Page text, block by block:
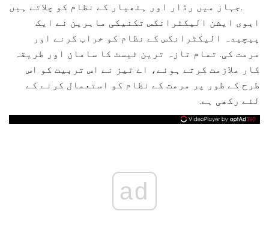
جہاز میں رڈار اور ہتھیار کے نظام کو چلاتے ہیں.
ایوی ایشن الیکٹرانکس تکنیکی ماہرین نے ایک
پیچیدہ الیکٹرانکس کے نظام کو خراب کرنے اور
مرمت کی. تمام تازہ ترین ٹیسٹ کا سامان اور طریقہ
کار ملازمت کرتے ہوئے، اے ٹیز نے اس تربیت کو اس
طرح کے طور پر مرمت کے نظام کو استعمال کرنے کے
لئے رکھی ہے.
ad